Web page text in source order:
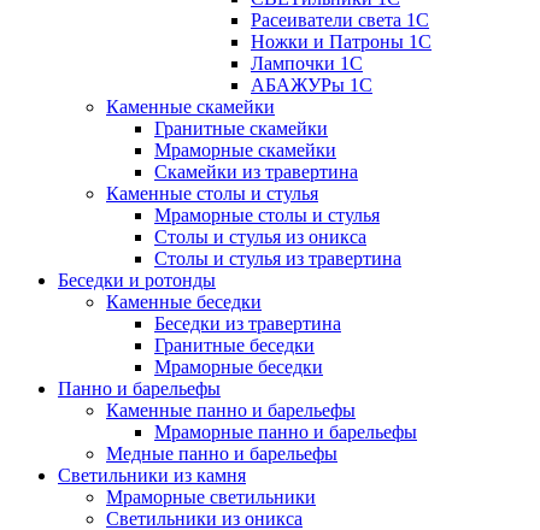
Расеиватели света 1С
Ножки и Патроны 1С
Лампочки 1С
АБАЖУРы 1С
Каменные скамейки
Гранитные скамейки
Мраморные скамейки
Скамейки из травертина
Каменные столы и стулья
Мраморные столы и стулья
Столы и стулья из оникса
Столы и стулья из травертина
Беседки и ротонды
Каменные беседки
Беседки из травертина
Гранитные беседки
Мраморные беседки
Панно и барельефы
Каменные панно и барельефы
Мраморные панно и барельефы
Медные панно и барельефы
Светильники из камня
Мраморные светильники
Светильники из оникса